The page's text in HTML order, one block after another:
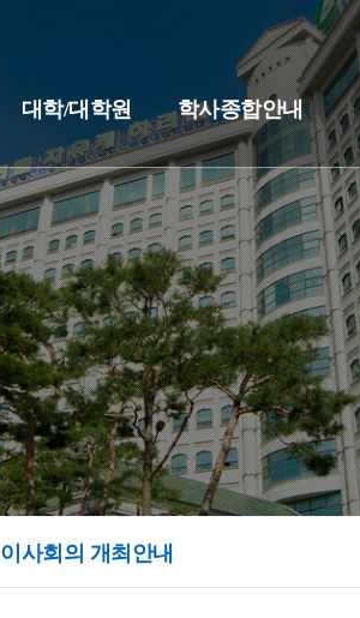
대학/대학원 학사종합안내
이사회의 개최안내